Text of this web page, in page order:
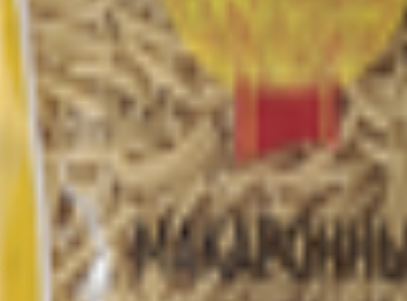
Минская обл., г. Борисов, ул. Заводская, 4; Филиал
Беларусь, Минская обл., г.Борисов, ул.Демина, д. 8